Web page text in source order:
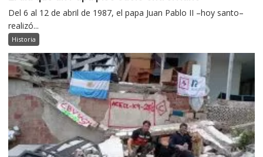
Del 6 al 12 de abril de 1987, el papa Juan Pablo II –hoy santo–
realizó...
Historia